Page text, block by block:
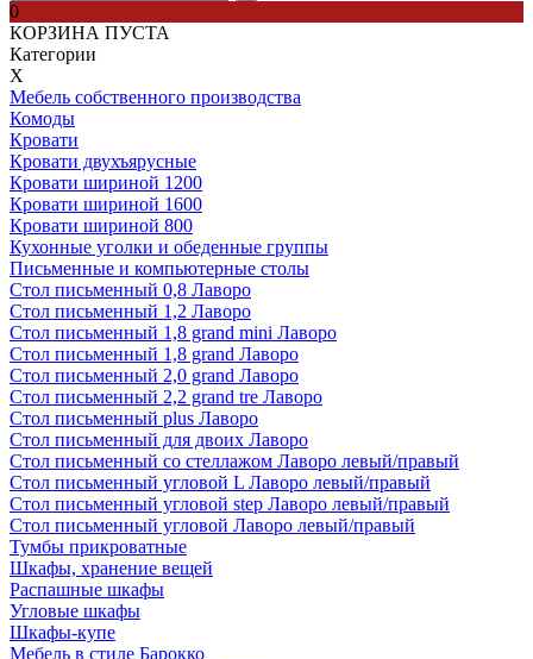
0
КОРЗИНА ПУСТА
Категории
Х
Мебель собственного производства
Комоды
Кровати
Кровати двухъярусные
Кровати шириной 1200
Кровати шириной 1600
Кровати шириной 800
Кухонные уголки и обеденные группы
Письменные и компьютерные столы
Стол письменный 0,8 Лаворо
Стол письменный 1,2 Лаворо
Стол письменный 1,8 grand mini Лаворо
Стол письменный 1,8 grand Лаворо
Стол письменный 2,0 grand Лаворо
Стол письменный 2,2 grand tre Лаворо
Стол письменный plus Лаворо
Стол письменный для двоих Лаворо
Стол письменный со стеллажом Лаворо левый/правый
Стол письменный угловой L Лаворо левый/правый
Стол письменный угловой step Лаворо левый/правый
Стол письменный угловой Лаворо левый/правый
Тумбы прикроватные
Шкафы, хранение вещей
Распашные шкафы
Угловые шкафы
Шкафы-купе
Мебель в стиле Барокко